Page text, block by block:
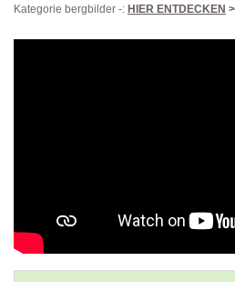
Kategorie bergbilder -: HIER ENTDECKEN